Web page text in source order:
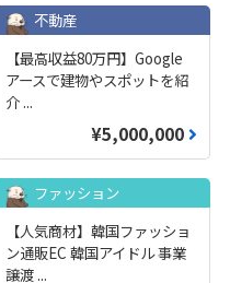
不動産
【最高収益80万円】Google
アースで建物やスポットを紹
介 ...
¥5,000,000
ファッション
【人気商材】韓国ファッショ
ン通販EC 韓国アイドル 事業
譲渡 ...